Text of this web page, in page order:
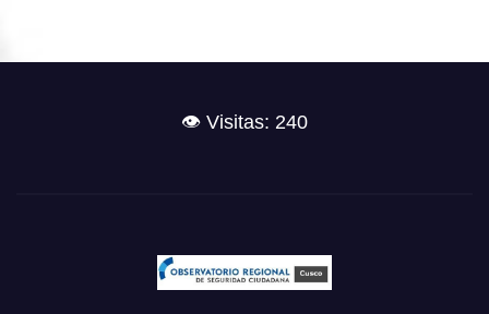
👁️ Visitas: 240